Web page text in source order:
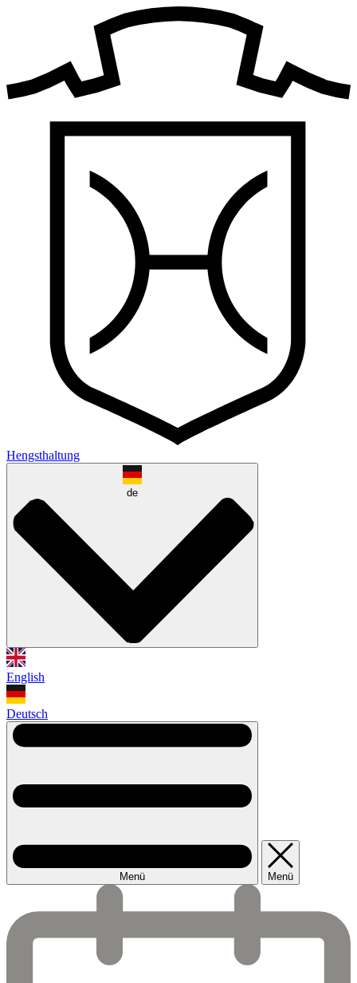
Hengsthaltung
de
English
Deutsch
Menü Menü